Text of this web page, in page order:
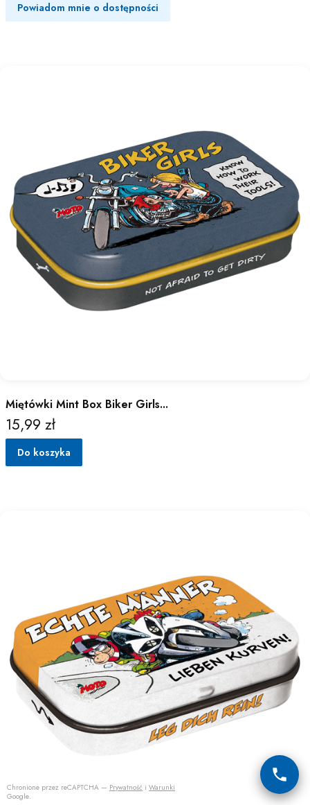
Chronione przez reCAPTCHA — Prywatność i Warunki
Google.
Powiadom mnie o dostępności
Miętówki Mint Box Biker Girls...
Cena
15,99 zł
Do koszyka